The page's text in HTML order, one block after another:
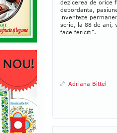
dezicerea de orice
debordanta,
inventeze
scrie, la 88 de ani,
face fericiti".
Adriana Bittel